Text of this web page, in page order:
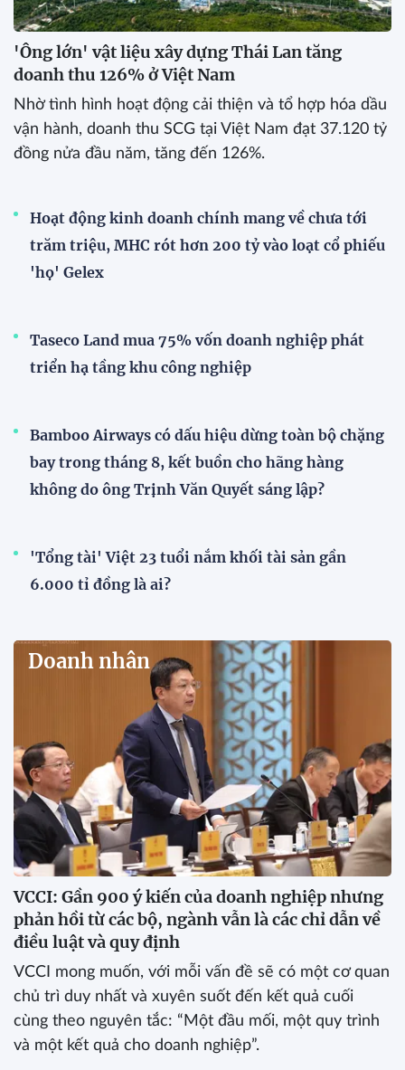
'Ông lớn' vật liệu xây dựng Thái Lan tăng
doanh thu 126% ở Việt Nam
Nhờ tình hình hoạt động cải thiện và tổ hợp hóa dầu
vận hành, doanh thu SCG tại Việt Nam đạt 37.120 tỷ
đồng nửa đầu năm, tăng đến 126%.
Hoạt động kinh doanh chính mang về chưa tới
trăm triệu, MHC rót hơn 200 tỷ vào loạt cổ phiếu
'họ' Gelex
Taseco Land mua 75% vốn doanh nghiệp phát
triển hạ tầng khu công nghiệp
Bamboo Airways có dấu hiệu dừng toàn bộ chặng
bay trong tháng 8, kết buồn cho hãng hàng
không do ông Trịnh Văn Quyết sáng lập?
'Tổng tài' Việt 23 tuổi nắm khối tài sản gần
6.000 tỉ đồng là ai?
Doanh nhân
VCCI: Gần 900 ý kiến của doanh nghiệp nhưng
phản hồi từ các bộ, ngành vẫn là các chỉ dẫn về
điều luật và quy định
VCCI mong muốn, với mỗi vấn đề sẽ có một cơ quan
chủ trì duy nhất và xuyên suốt đến kết quả cuối
cùng theo nguyên tắc: “Một đầu mối, một quy trình
và một kết quả cho doanh nghiệp”.